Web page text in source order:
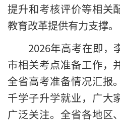
提升和考核评价等相关
教育改革提供有力支撑。
2026年高考在即，
市相关考点准备工作，
全省高考准备情况汇报
千学子升学就业，广大
广泛关注。全省各地区